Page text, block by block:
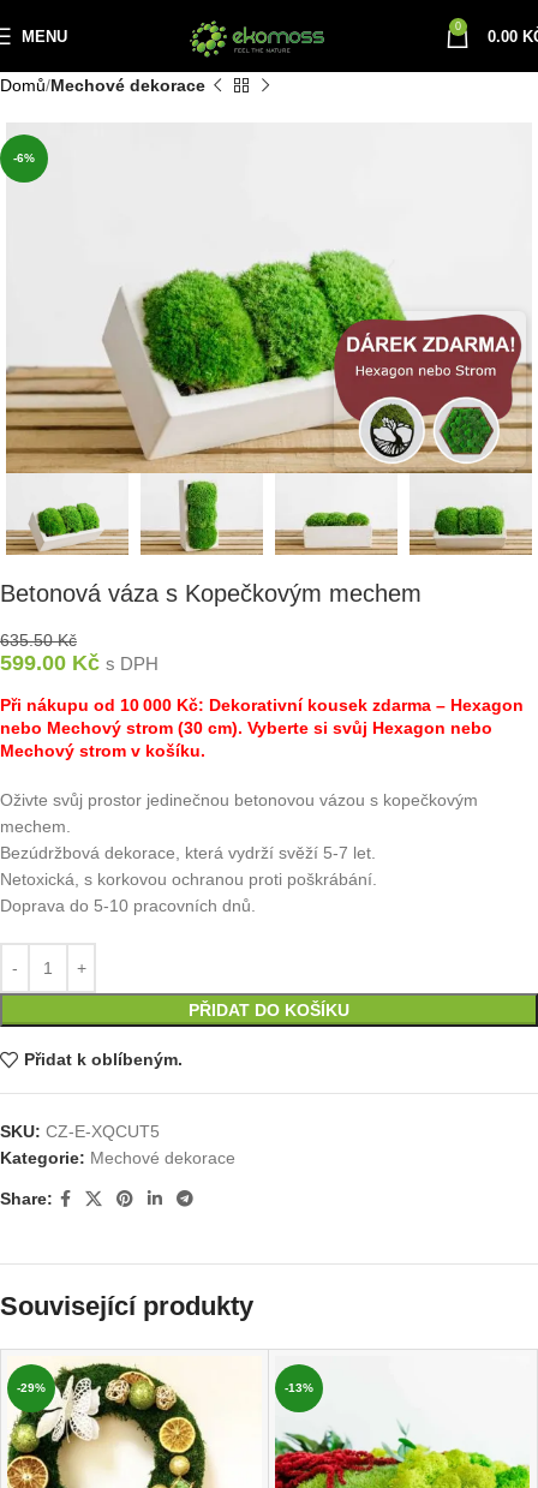
MENU
0
0.00
Domů Mechové dekorace
-6%
Betonová váza s Kopečkovým mechem
635.50Kč
599.00 Kč s DPH
Při nákupu od 10 000 Kč: Dekorativní kousek zdarma – Hexagon
nebo Mechový strom (30 cm). Vyberte si svůj Hexagon nebo
Mechový strom v košíku.
Oživte svůj prostor jedinečnou betonovou vázou s kopečkovým
mechem.
Bezúdržbová dekorace, která vydrží svěží 5-7 let.
Netoxická, s korkovou ochranou proti poškrábání.
Doprava do 5-10 pracovních dnů.
PŘIDAT DO KOŠÍKU
Přidat k oblíbeným.
SKU: CZ-E-XQCUT5
Kategorie: Mechové dekorace
Share:
Související produkty
-29% -13%